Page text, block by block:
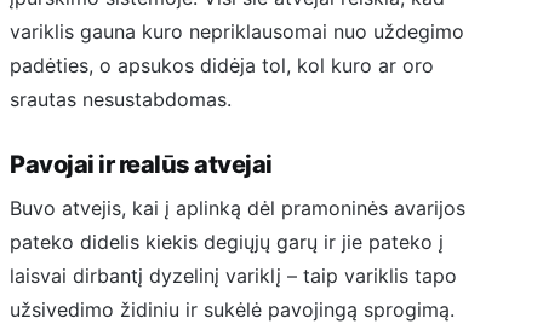
variklis gauna kuro nepriklausomai nuo uždegimo
padėties, o apsukos didėja tol, kol kuro ar oro
srautas nesustabdomas.
Pavojai ir realūs atvejai
Buvo atvejis, kai į aplinką dėl pramoninės avarijos
pateko didelis kiekis degiųjų garų ir jie pateko į
laisvai dirbantį dyzelinį variklį – taip variklis tapo
užsivedimo židiniu ir sukėlė pavojingą sprogimą.